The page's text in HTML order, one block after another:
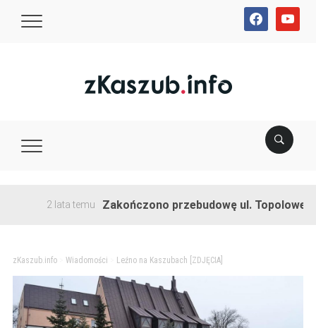
facebookyoutube
2 lata temu Zakończono przebudowę ul. Topolowej w
zKaszub.info> Wiadomości Leźno na Kaszubach [ZDJĘCIA]